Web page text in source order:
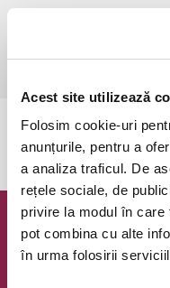
Acest site utilizează
Folosim cookie-uri
anunțurile, pentru a
a analiza traficul. De
rețele sociale, de
privire la modul în
pot combina cu alte
în urma folosirii